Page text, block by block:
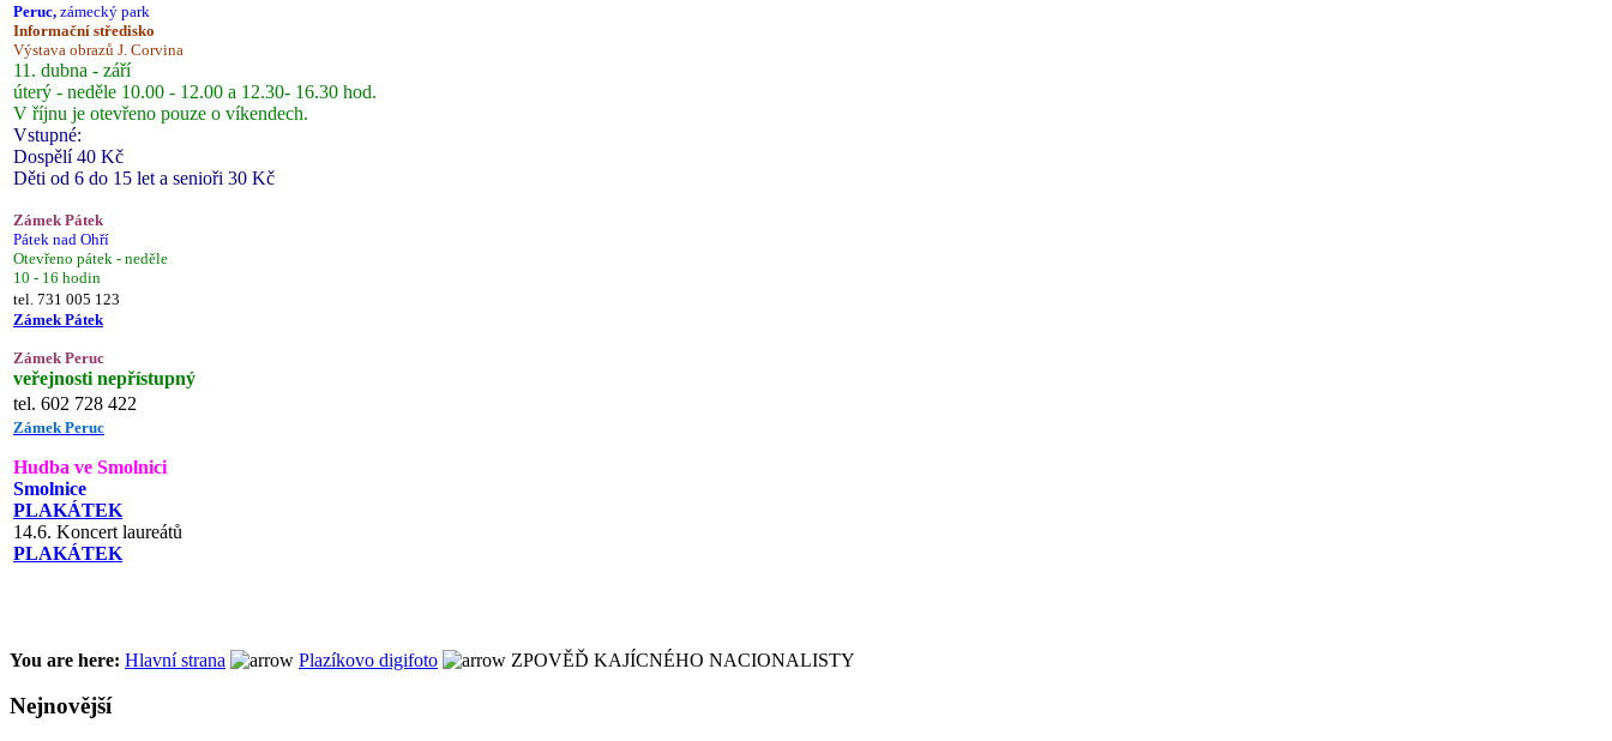
Peruc, zámecký park
Informační středisko
Výstava obrazů J. Corvina
11. dubna - září
úterý - neděle 10.00 - 12.00 a 12.30- 16.30 hod.
V říjnu je otevřeno pouze o víkendech.
Vstupné:
Dospělí 40 Kč
Děti od 6 do 15 let a senioři 30 Kč
Zámek Pátek
Pátek nad Ohří
Otevřeno pátek - neděle
10 - 16 hodin
tel. 731 005 123
Zámek Pátek
Zámek Peruc
veřejnosti nepřístupný
tel. 602 728 422
Zámek Peruc
Hudba ve Smolnici
Smolnice
PLAKÁTEK
14.6. Koncert laureátů
PLAKÁTEK
You are here: Hlavní strana Plazíkovo digifoto ZPOVĚĎ KAJÍCNÉHO NACIONALISTY
Nejnovější